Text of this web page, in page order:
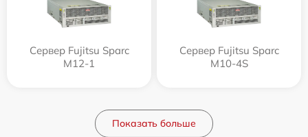
Сервер Fujitsu Sparc
M12-1
Сервер Fujitsu Sparc
M10-4S
Показать больше